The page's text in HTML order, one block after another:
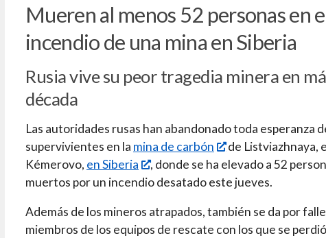
Mueren al menos 52 personas en
incendio de una mina en Siberia
Rusia vive su peor tragedia minera en
década
Las autoridades rusas han abandonado toda esperanza
supervivientes en la mina de carbón
de Listviazhnaya,
Kémerovo, en Siberia
, donde se ha elevado a 52
muertos por un incendio desatado este jueves.
Además de los mineros atrapados, también se da por
miembros de los equipos de rescate con los que se